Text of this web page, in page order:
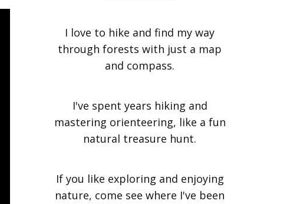
I love to hike and find my way
through forests with just a map
and compass.
I've spent years hiking and
mastering orienteering, like a fun
natural treasure hunt.
If you like exploring and enjoying
nature, come see where I've been